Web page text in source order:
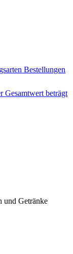
Bestellungen
Gesamtwert beträgt